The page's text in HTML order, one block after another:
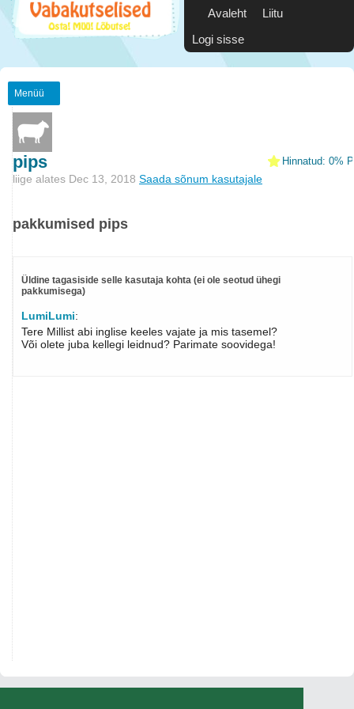
Avaleht
Liitu
Logi sisse
Menüü
pips Hinnatud: 0%
liige alates Dec 13, 2018 Saada sõnum kasutajale
pakkumised pips
Üldine tagasiside selle kasutaja kohta (ei ole seotud ühegi
pakkumisega)
LumiLumi:
Tere Millist abi inglise keeles vajate ja mis tasemel?
Või olete juba kellegi leidnud? Parimate soovidega!